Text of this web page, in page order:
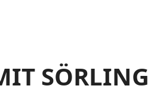
SÖRLING